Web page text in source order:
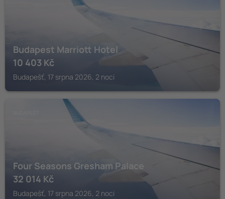
Budapest Marriott Hotel
10 403 Kč
Budapešť, 17 srpna 2026, 2 noci
Four Seasons Gresham Palace
32 014 Kč
Budapešť, 17 srpna 2026, 2 noci